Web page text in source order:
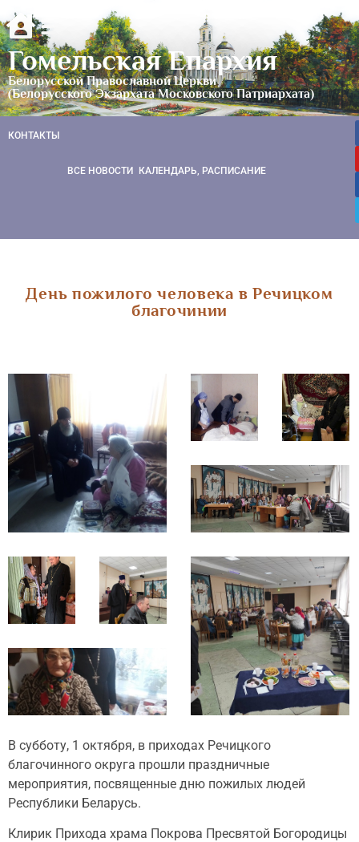
Гомельская Епархия
Белорусской Православной Церкви
(Белорусского Экзархата Московского Патриархата)
КОНТАКТЫ
ВСЕ НОВОСТИ КАЛЕНДАРЬ, РАСПИСАНИЕ
День пожилого человека в Речицком
благочинии
В субботу, 1 октября, в приходах Речицкого
благочинного округа прошли праздничные
мероприятия, посвященные дню пожилых людей
Республики Беларусь.
Клирик Прихода храма Покрова Пресвятой Богородицы